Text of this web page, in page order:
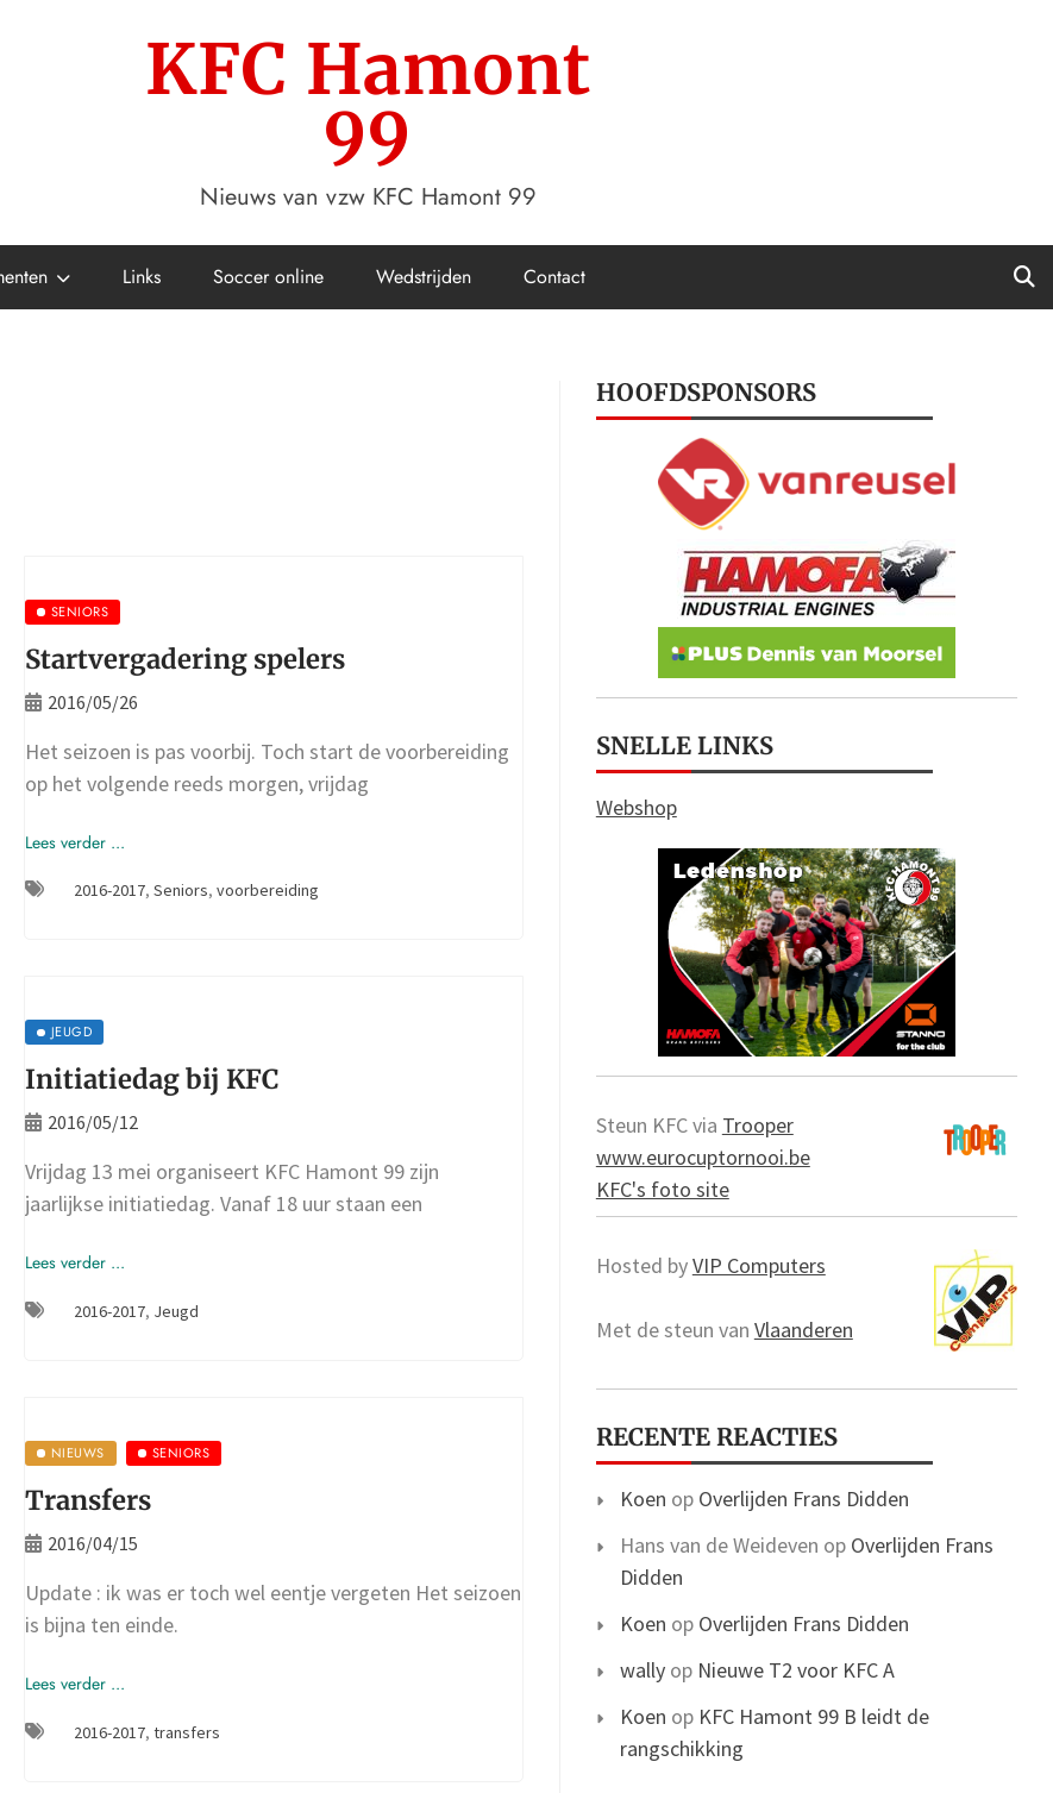
KFC Hamont
99
Nieuws van vzw KFC Hamont 99
Links Soccer online Wedstrijden Contact
SENIORS
Startvergadering spelers
2016/05/26
Het seizoen is pas voorbij. Toch start de voorbereiding
op het volgende reeds morgen, vrijdag
Lees verder ...
2016-2017,Seniors,voorbereiding
JEUGD
Initiatiedag bij KFC
2016/05/12
Vrijdag 13 mei organiseert KFC Hamont 99 zijn
jaarlijkse initiatiedag. Vanaf 18 uur staan een
Lees verder ...
2016-2017, Jeugd
NIEUWS SENIORS
Transfers
2016/04/15
Update : ik was er toch wel eentje vergeten Het seizoen
is bijna ten einde.
Lees verder ...
2016-2017,transfers
HOOFDSPONSORS
SNELLE LINKS
Webshop
Steun KFC via Trooper
www.eurocuptornooi.be
KFC's foto site
Hosted byVIP Computers
Met de steun van Vlaanderen
RECENTE REACTIES
Koen op Overlijden Frans Didden
Hans van de Weideven op Overlijden Frans
Didden
Koen op Overlijden Frans Didden
wallyop Nieuwe T2 voor KFC A
Koen op KFC Hamont 99 B leidt de
rangschikking